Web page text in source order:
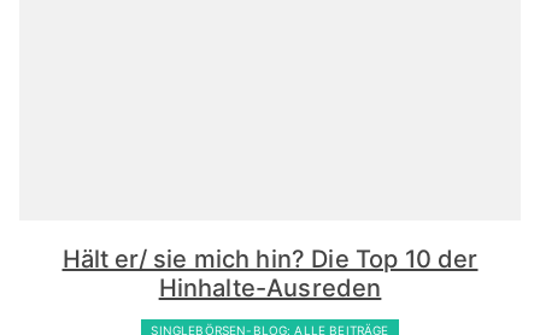
Hält er/ sie mich hin? Die Top 10 der
Hinhalte-Ausreden
SINGLEBÖRSEN-BLOG: ALLE BEITRÄGE